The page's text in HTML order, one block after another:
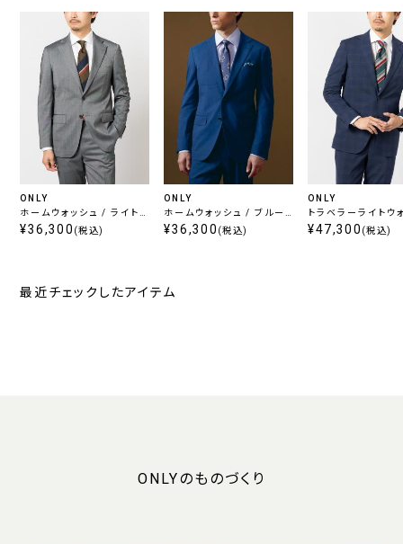
ONLY
ホームウォッシュ / ライトグ
レー無地
¥36,300 (税込)
ONLY
ホームウォッシュ / ブルー
ストライプ
¥36,300 (税込)
ONLY
トラベラーライトウ
/ プラスパンツセッ
¥47,300 (税込)
最近チェックしたアイテム
ONLYのものづくり